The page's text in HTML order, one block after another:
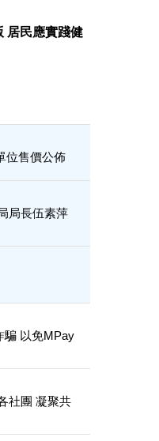
居民應實踐健
位售價公佈
局長伍素萍
騙 以免MPay
社團 凝聚共